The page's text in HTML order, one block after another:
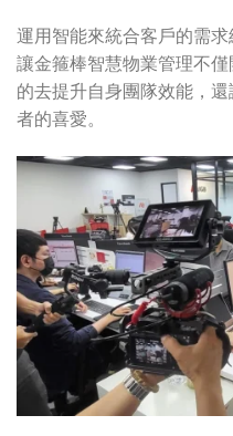
運用智能來統合客戶的需求
讓金箍棒智慧物業管理不
的去提升自身團隊效能，
者的喜愛。